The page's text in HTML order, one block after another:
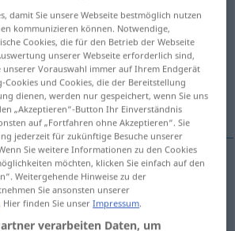
anklicken/antippen)
ve soğuk
damit Sie unsere Webseite bestmöglich nutzen
kommunizieren können. Notwendige,
Cookies, die für den Betrieb der Webseite
unserer Webseite erforderlich sind,
Vorauswahl immer auf Ihrem Endgerät
Cookies und Cookies, die der Bereitstellung
dienen, werden nur gespeichert, wenn Sie uns
„Akzeptieren“-Button Ihr Einverständnis
auf „Fortfahren ohne Akzeptieren“. Sie
jederzeit für zukünftige Besuche unserer
Sie weitere Informationen zu den Cookies
möchten, klicken Sie einfach auf den
Weitergehende Hinweise zu der
Sie ansonsten unserer
. Hier finden Sie unserImpressum.
verarbeiten Daten, um